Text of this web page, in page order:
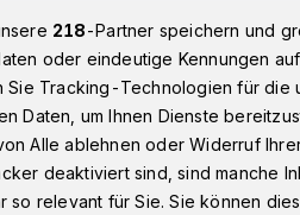
Zusammenprall in Wuppertal-
218-Partner speichern und
oder eindeutige Kennungen
Sie Tracking-Technologien für die
Daten, um Ihnen Dienste
Alle ablehnen oder Widerruf
deaktiviert sind, sind manche
so relevant für Sie. Sie können